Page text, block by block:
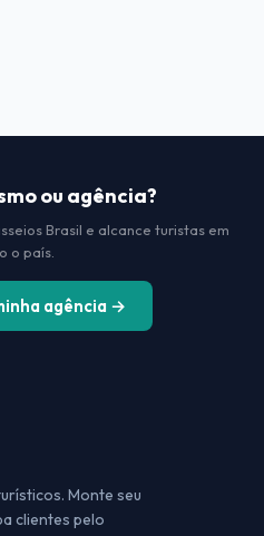
ou agência?
Brasil e alcance turistas em
o país.
agência →
Monte seu
clientes pelo